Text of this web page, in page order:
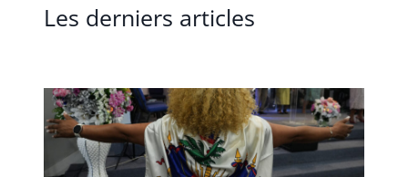
Les derniers articles